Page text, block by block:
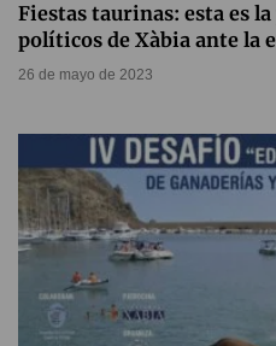
Fiestas taurinas: esta es
políticos de Xàbia ante la
26 de mayo de 2023